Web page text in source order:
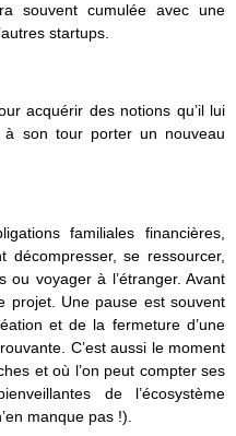
souvent cumulée avec une
startups.
acquérir des notions qu’il lui
à son tour porter un nouveau
familiales financières,
décompresser, se ressourcer,
ou voyager à l’étranger. Avant
projet. Une pause est souvent
et de la fermeture d’une
C’est aussi le moment
et où l’on peut compter ses
de l’écosystème
manque pas !).